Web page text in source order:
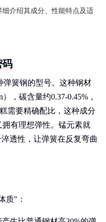
介绍其成分、性能特点及适
码
弹簧钢的型号。这种钢材
，碳含量约0.37-0.45%，
需要精确配比，这种成分
有理想弹性。锰元素就
透性，让弹簧在反复弯曲
质"：